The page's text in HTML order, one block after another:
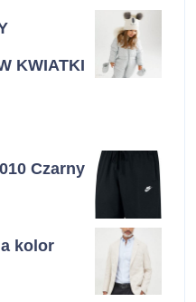
KWIATKI
Czarny
kolor